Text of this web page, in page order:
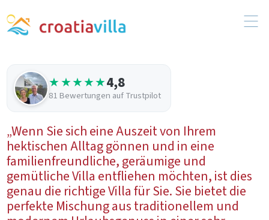
★★★★★4,8
81 Bewertungen auf Trustpilot
„Wenn Sie sich eine Auszeit von Ihrem
hektischen Alltag gönnen und in eine
familienfreundliche, geräumige und
gemütliche Villa entfliehen möchten, ist dies
genau die richtige Villa für Sie. Sie bietet die
perfekte Mischung aus traditionellem und